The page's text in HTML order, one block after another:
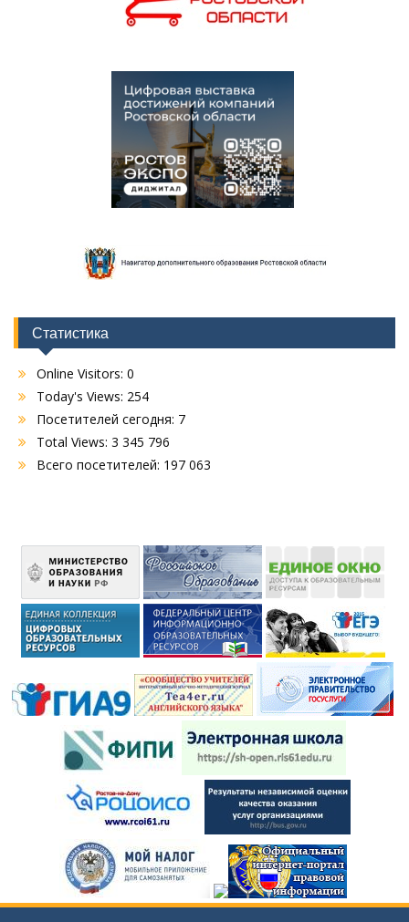
Статистика
Online Visitors: 0
Today's Views: 254
Посетителей сегодня: 7
Total Views: 3 345 796
Всего посетителей: 197 063